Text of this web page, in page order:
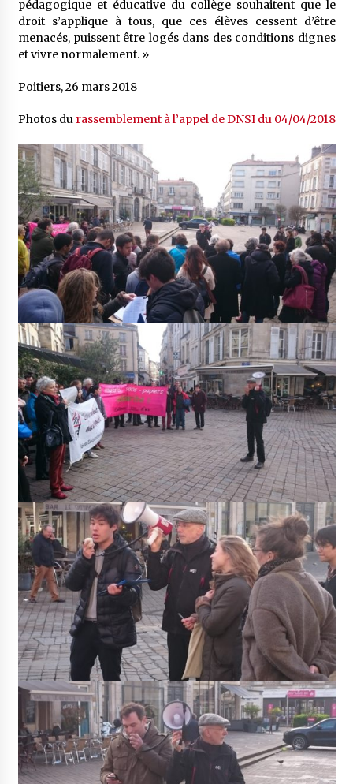
pédagogique et éducative du collège souhaitent que le
droit s’applique à tous, que ces élèves cessent d’être
menacés, puissent être logés dans des conditions dignes
et vivre normalement. »
Poitiers, 26 mars 2018
Photos du rassemblement à l’appel de DNSI du 04/04/2018